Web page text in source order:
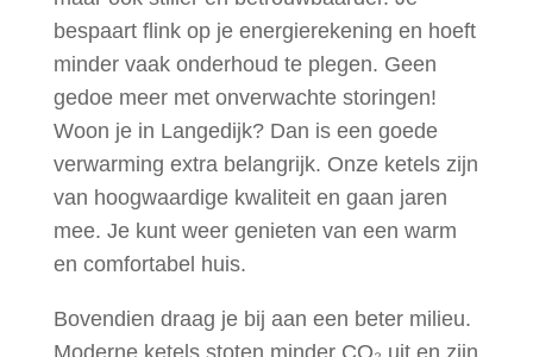
bespaart flink op je energierekening en hoeft
minder vaak onderhoud te plegen. Geen
gedoe meer met onverwachte storingen!
Woon je in Langedijk? Dan is een goede
verwarming extra belangrijk. Onze ketels zijn
van hoogwaardige kwaliteit en gaan jaren
mee. Je kunt weer genieten van een warm
en comfortabel huis.
Bovendien draag je bij aan een beter milieu.